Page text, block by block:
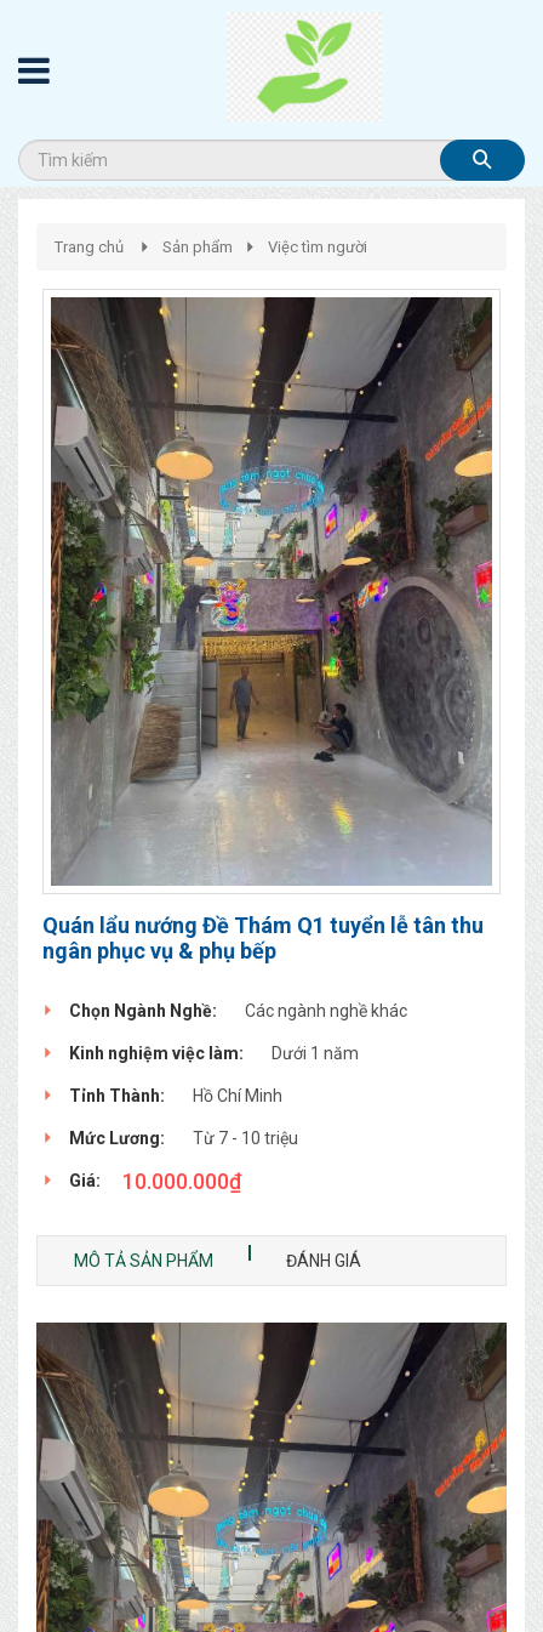
Trang chủ Sản phẩm Việc tìm người
Quán lẩu nướng Đề Thám Q1 tuyển lễ tân thu
ngân phục vụ & phụ bếp
Chọn Ngành Nghề: Các ngành nghề khác
Kinh nghiệm việc làm: Dưới 1 năm
Tỉnh Thành: Hồ Chí Minh
Mức Lương: Từ 7 - 10 triệu
Giá: 10.000.000₫
MÔ TẢ SẢN PHẨM ĐÁNH GIÁ